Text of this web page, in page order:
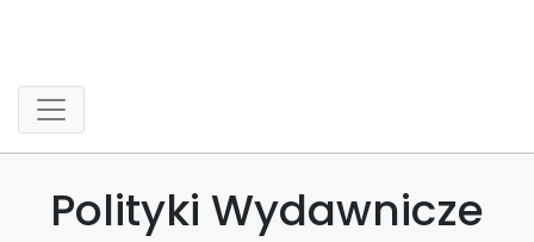
Polityki Wydawnicze